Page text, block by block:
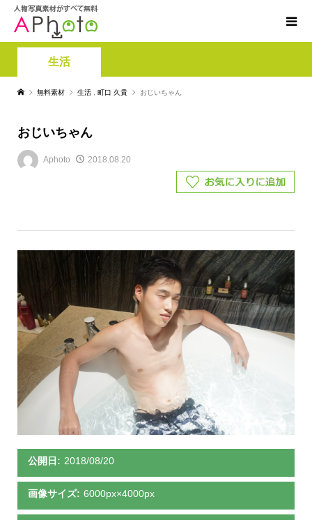
生活
無料素材 生活 町口 久貴 おじいちゃん
おじいちゃん
Aphoto 2018.08.20
公開日: 2018/08/20
画像サイズ: 6000px×4000px